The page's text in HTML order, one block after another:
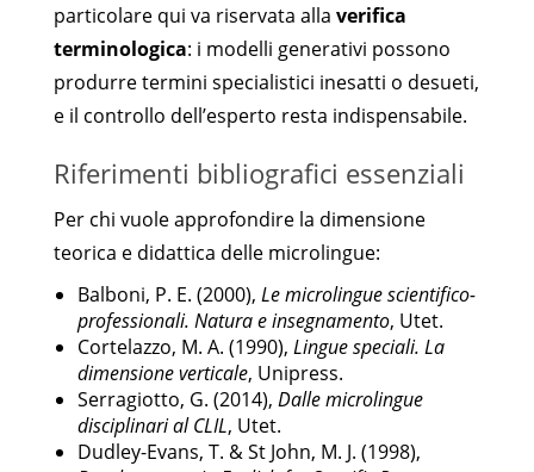
particolare qui va riservata alla verifica
terminologica: i modelli generativi possono
produrre termini specialistici inesatti o desueti,
e il controllo dell’esperto resta indispensabile.
Riferimenti bibliografici essenziali
Per chi vuole approfondire la dimensione
teorica e didattica delle microlingue:
Balboni, P. E. (2000), Le microlingue scientifico-
professionali. Natura e insegnamento, Utet.
Cortelazzo, M. A. (1990), Lingue speciali. La
dimensione verticale, Unipress.
Serragiotto, G. (2014), Dalle microlingue
disciplinari al CLIL, Utet.
Dudley-Evans, T. & St John, M. J. (1998),